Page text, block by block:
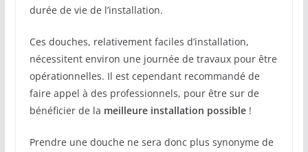
durée de vie de l’installation.
Ces douches, relativement faciles d’installation,
nécessitent environ une journée de travaux pour être
opérationnelles. Il est cependant recommandé de
faire appel à des professionnels, pour être sur de
bénéficier de la meilleure installation possible!
Prendre une douche ne sera donc plus synonyme de